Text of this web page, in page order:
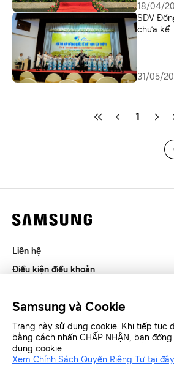
quang
18/04/
SDV
chưa kể
31/05/
1
Liên hệ
Điều kiện điều khoản
SAMSUNG.COM
Copyright© SAMSUNG All Rights
Samsung và Cookie
Trang này sử dụng cookie. Khi tiếp tục
bằng cách nhấn CHẤP NHẬN, bạn
dụng cookie.
Xem Chính Sách Quyền Riêng Tư tại đây